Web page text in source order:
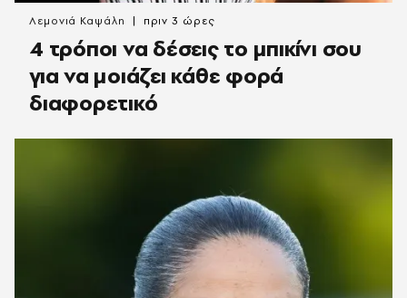
4 τρόποι να δέσεις το μπικίνι σου
για να μοιάζει κάθε φορά
διαφορετικό
Λεμονιά Καψάλη πριν 3 ώρες